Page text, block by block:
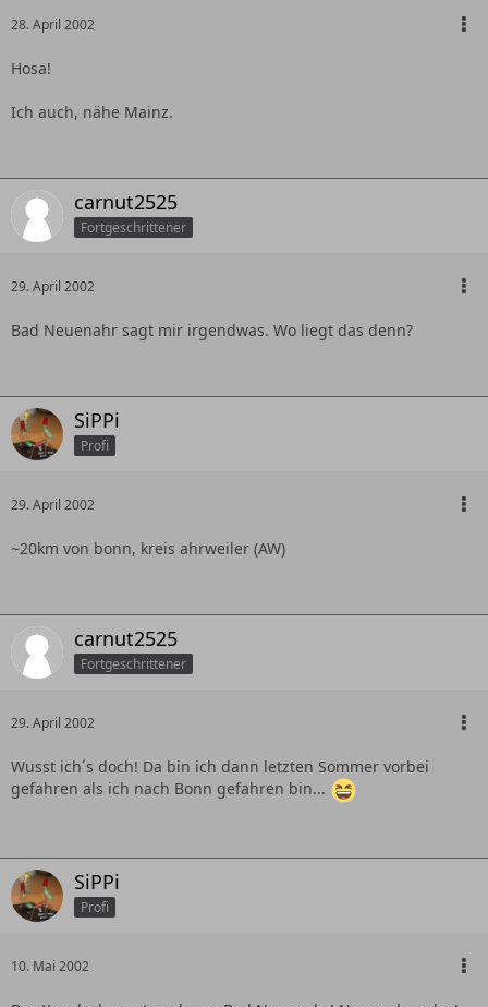
28. April 2002
Hosa!
Ich auch, nähe Mainz.
carnut2525
Fortgeschrittener
29. April 2002
Bad Neuenahr sagt mir irgendwas. Wo liegt das denn?
SiPPi
Profi
29. April 2002
~20km von bonn, kreis ahrweiler (AW)
carnut2525
Fortgeschrittener
29. April 2002
Wusst ich´s doch! Da bin ich dann letzten Sommer vorbei
gefahren als ich nach Bonn gefahren bin...
SiPPi
Profi
10. Mai 2002